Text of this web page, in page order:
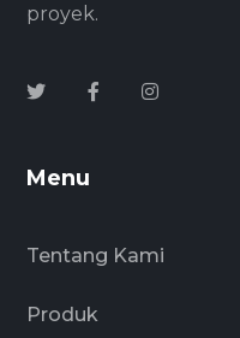
proyek.
Menu
Tentang Kami
Produk